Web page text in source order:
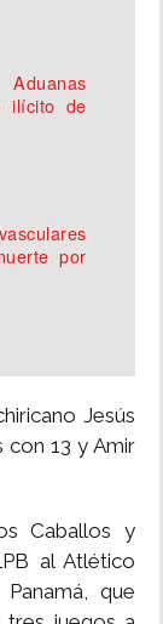
ilícito de
por
Jesús
con 13 y Amir
Caballos y
al Atlético
que